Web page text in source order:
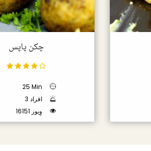
چکن پاپس
25 Min
3 افراد
16151 وِیوز